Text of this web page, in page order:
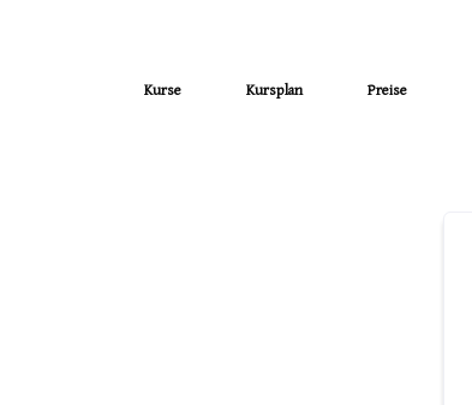
Kurse Kursplan Preise